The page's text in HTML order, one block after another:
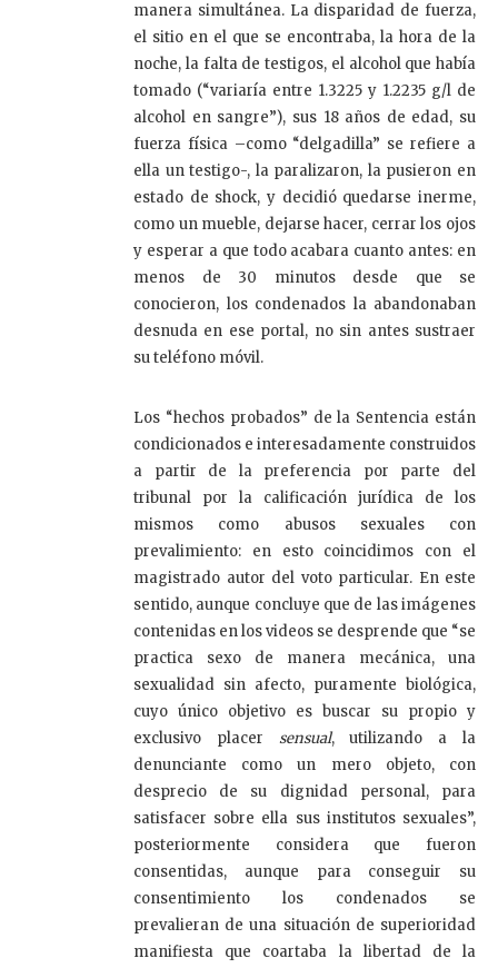
manera simultánea. La disparidad de fuerza,
el sitio en el que se encontraba, la hora de la
noche, la falta de testigos, el alcohol que había
tomado (“variaría entre 1.3225 y 1.2235 g/l de
alcohol en sangre”), sus 18 años de edad, su
fuerza física –como “delgadilla” se refiere a
ella un testigo-, la paralizaron, la pusieron en
estado de shock, y decidió quedarse inerme,
como un mueble, dejarse hacer, cerrar los ojos
y esperar a que todo acabara cuanto antes: en
menos de 30 minutos desde que se
conocieron, los condenados la abandonaban
desnuda en ese portal, no sin antes sustraer
su teléfono móvil.
Los “hechos probados” de la Sentencia están
condicionados e interesadamente construidos
a partir de la preferencia por parte del
tribunal por la calificación jurídica de los
mismos como abusos sexuales con
prevalimiento: en esto coincidimos con el
magistrado autor del voto particular. En este
sentido, aunque concluye que de las imágenes
contenidas en los videos se desprende que “se
practica sexo de manera mecánica, una
sexualidad sin afecto, puramente biológica,
cuyo único objetivo es buscar su propio y
exclusivo placer sensual, utilizando a la
denunciante como un mero objeto, con
desprecio de su dignidad personal, para
satisfacer sobre ella sus institutos sexuales”,
posteriormente considera que fueron
consentidas, aunque para conseguir su
consentimiento los condenados se
prevalieran de una situación de superioridad
manifiesta que coartaba la libertad de la